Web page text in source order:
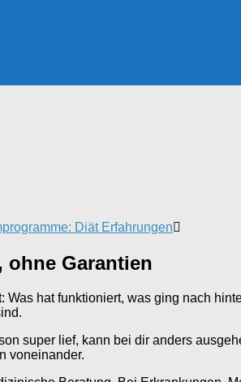
Diät Erfahrungen
Garantien
hat funktioniert, was ging nach
super lief, kann bei dir anders
voneinander.